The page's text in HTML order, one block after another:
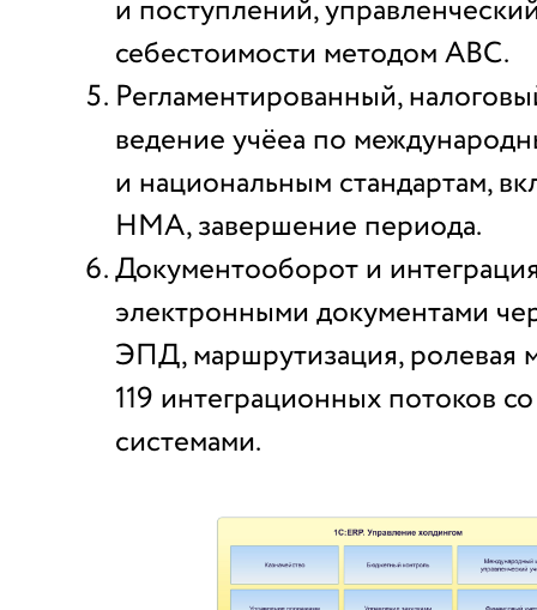
и поступлений,
себестоимости методом ABC.
Регламентированный,
ведение учёеа по
и национальным стандартам,
НМА, завершение периода.
Документооборот и
электронными документами
ЭПД, маршрутизация, ролевая
119 интеграционных потоков
системами.